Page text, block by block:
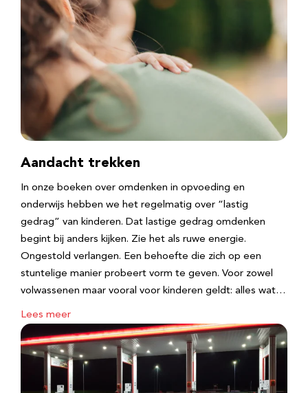
Aandacht trekken
In onze boeken over omdenken in opvoeding en
onderwijs hebben we het regelmatig over “lastig
gedrag” van kinderen. Dat lastige gedrag omdenken
begint bij anders kijken. Zie het als ruwe energie.
Ongestold verlangen. Een behoefte die zich op een
stuntelige manier probeert vorm te geven. Voor zowel
volwassenen maar vooral voor kinderen geldt: alles wat…
Lees meer